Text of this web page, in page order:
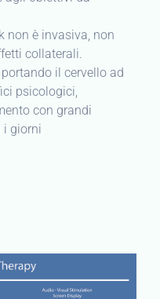
non è invasiva, non
collaterali.
il cervello ad
psicologici,
con grandi
i giorni